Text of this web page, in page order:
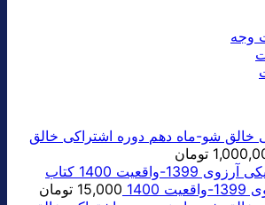
وجه
دوره اشتراکی خالق
تومان
کتاب
15,000 تومان